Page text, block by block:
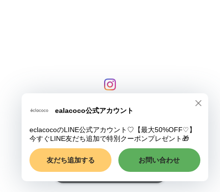
プライバシーポリシー
特定商取引法に基づく表記
COPYRIGHT © eclacoco
ショップに質問する